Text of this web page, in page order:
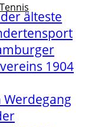
älteste
1904
Werdegang